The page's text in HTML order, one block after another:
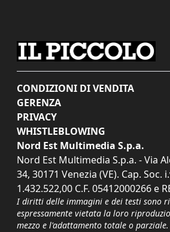
CONDIZIONI DI VENDITA
GERENZA
PRIVACY
WHISTLEBLOWING
Nord Est Multimedia S.p.a.
Nord Est Multimedia S.p.a. - Via
34, 30171 Venezia (VE). Cap. Soc.
1.432.522,00 C.F. 05412000266 e
I diritti delle immagini e dei testi sono
espressamente vietata la loro
mezzo e l'adattamento totale o parziale.